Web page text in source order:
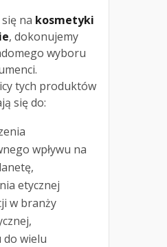
na kosmetyki
, dokonujemy
wyboru
tych produktów
się do:
wpływu na
etycznej
w branży
wielu